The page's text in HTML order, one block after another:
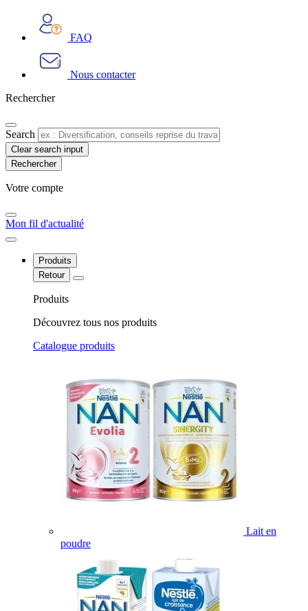
FAQ
Nous contacter
Rechercher
Search
Clear search input
Votre compte​
Mon fil d'actualité
Produits
Retour
Produits
Découvrez tous nos produits
Catalogue produits
Lait en
poudre